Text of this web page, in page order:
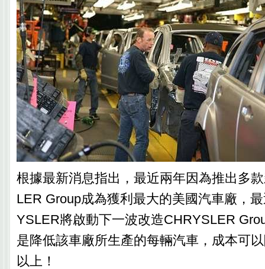
根據最新消息指出，最近兩年因為推出多
LER Group成為獲利最大的美國汽車廠，
YSLER將啟動下一波改造CHRYSLER
是降低該車廠所生產的每輛汽車，成本可
以上！